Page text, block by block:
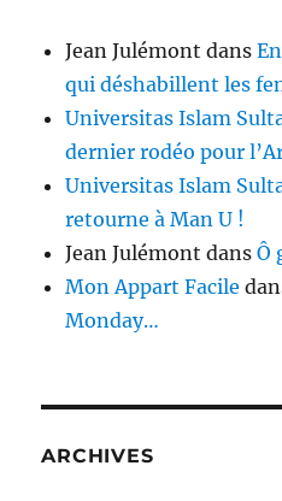
Jean Julémont dans
qui déshabillent les
Universitas Islam
dernier rodéo pour
Universitas Islam
retourne à Man U !
Jean Julémont dansÔ
Mon Appart Facile
Monday…
ARCHIVES